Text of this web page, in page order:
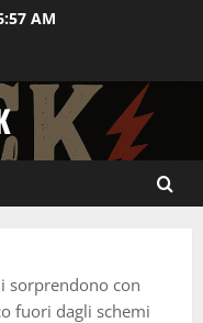
AM
sorprendono con
fuori dagli schemi